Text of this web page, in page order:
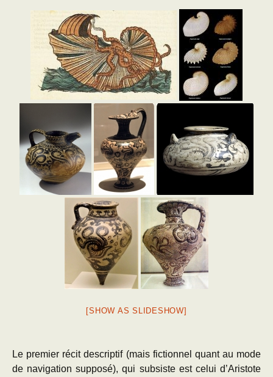
[SHOW AS SLIDESHOW]
Le premier récit descriptif (mais fictionnel quant au mode
de navigation supposé), qui subsiste est celui d’Aristote